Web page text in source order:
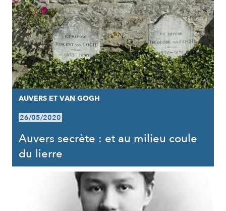
AUVERS ET VAN GOGH
26/05/2020
Auvers secrète : et au milieu coule
du lierre